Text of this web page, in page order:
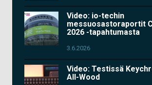
Video: io-techin
messuosastoraportit
2026 -tapahtumasta
3.6.2026
Video: Testissä
All-Wood